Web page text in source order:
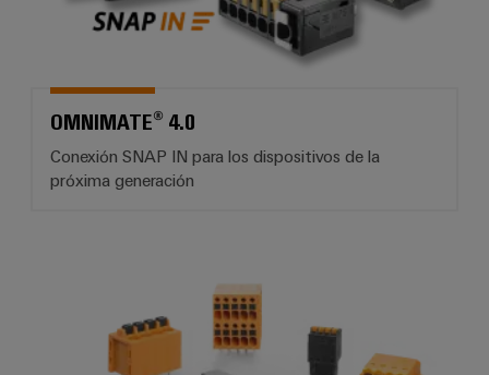
OMNIMATE® 4.0
Conexión SNAP IN para los dispositivos de la
próxima generación